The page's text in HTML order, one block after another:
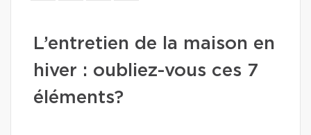
L’entretien de la maison en
hiver : oubliez-vous ces 7
éléments?